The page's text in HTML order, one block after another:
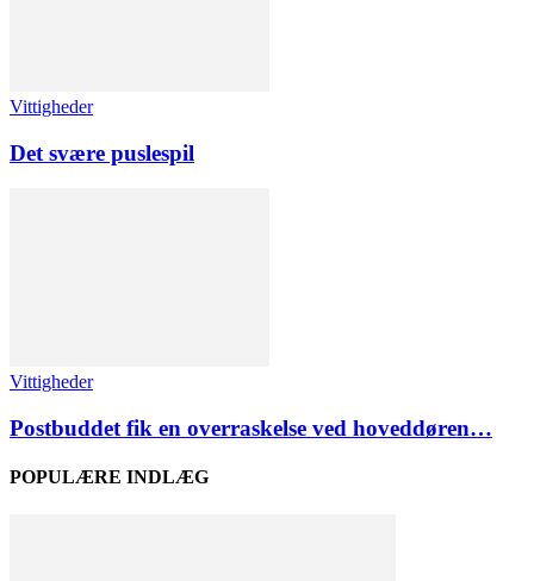
Vittigheder
Det svære puslespil
Vittigheder
Postbuddet fik en overraskelse ved hoveddøren…
POPULÆRE INDLÆG